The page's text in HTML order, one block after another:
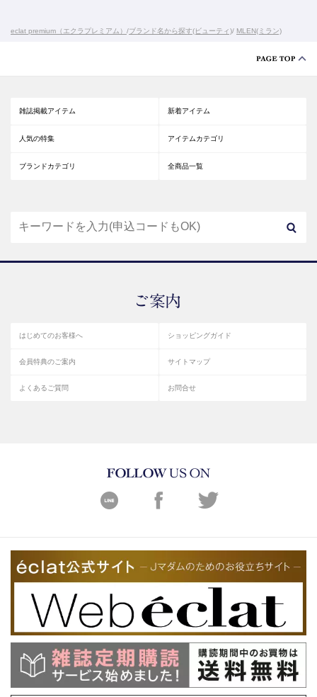
eclat premium（エクラプレミアム） /ブランド名から探す(ビューティ)/ MLEN(ミラン)
雑誌掲載アイテム 新着アイテム
人気の特集 アイテムカテゴリ
ブランドカテゴリ 全商品一覧
はじめてのお客様へ ショッピングガイド
会員特典のご案内 サイトマップ
よくあるご質問 お問合せ